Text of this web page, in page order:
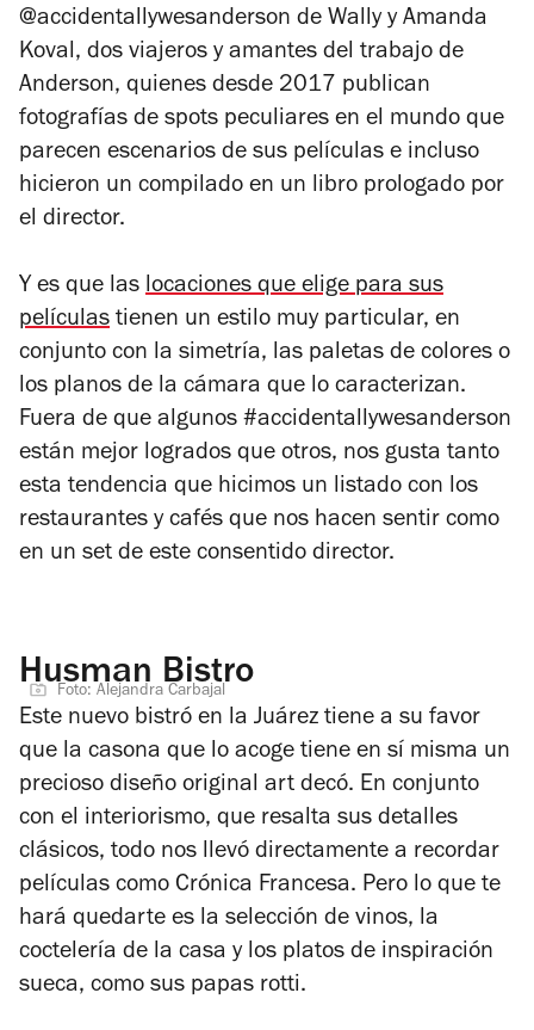
@accidentallywesanderson de Wally y Amanda
Koval, dos viajeros y amantes del trabajo de
Anderson, quienes desde 2017 publican
fotografías de spots peculiares en el mundo que
parecen escenarios de sus películas e incluso
hicieron un compilado en un libro prologado por
el director.
Y es que las locaciones que elige para sus
películas tienen un estilo muy particular, en
conjunto con la simetría, las paletas de colores o
los planos de la cámara que lo caracterizan.
Fuera de que algunos #accidentallywesanderson
están mejor logrados que otros, nos gusta tanto
esta tendencia que hicimos un listado con los
restaurantes y cafés que nos hacen sentir como
en un set de este consentido director.
Husman Bistro
Foto: Alejandra Carbajal
Este nuevo bistró en la Juárez tiene a su favor
que la casona que lo acoge tiene en sí misma un
precioso diseño original art decó. En conjunto
con el interiorismo, que resalta sus detalles
clásicos, todo nos llevó directamente a recordar
películas como Crónica Francesa. Pero lo que te
hará quedarte es la selección de vinos, la
coctelería de la casa y los platos de inspiración
sueca, como sus papas rotti.